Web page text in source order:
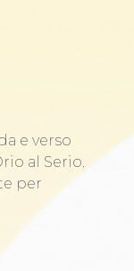
e verso
al Serio.
per